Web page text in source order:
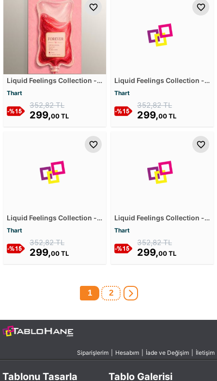
Liquid Feelings Collection -
Thart
352,82 TL
299,00 TL
Liquid Feelings Collection -
Thart
352,82 TL
299,00 TL
Liquid Feelings Collection -
Thart
352,82 TL
299,00 TL
Liquid Feelings Collection -
Thart
352,82 TL
299,00 TL
1 2
Siparişlerim Hesabım İade ve Değişim İletişim
Tablonu Tasarla Tablo Galerisi